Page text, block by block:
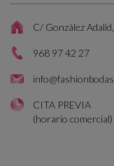
C/ González
968 97 42 27
CITA PREVIA
(horario comercial)